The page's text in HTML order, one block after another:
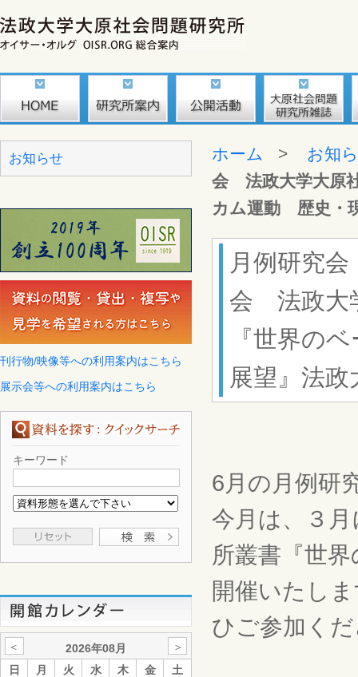
お知らせ
刊行物/映像等への利用案内はこちら
展示会等への利用案内はこちら
キーワード
＜ 2026年08月
＞
日
月 火 水 木 金
土
ホーム > お知
会 法政大学大原
カム運動 歴史・
月例研究
会 法政大
『世界の
展望』法
6月の月例研
今月は、３
所叢書『世
開催いたし
ひご参加く